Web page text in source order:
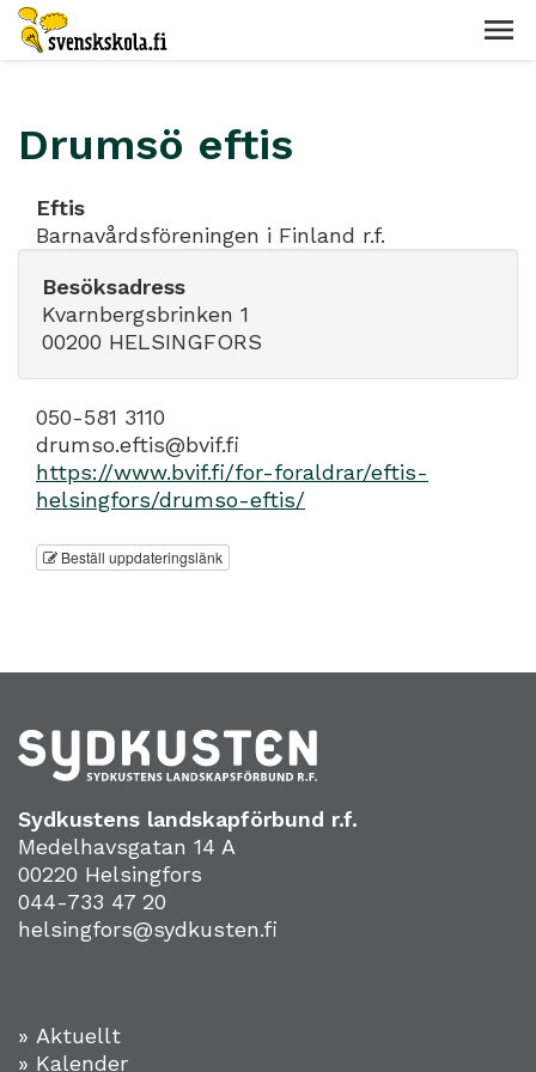
Drumsö eftis
Eftis
Barnavårdsföreningen i Finland r.f.
Besöksadress
Kvarnbergsbrinken 1
00200 HELSINGFORS
050-581 3110
drumso.eftis@bvif.fi
https://www.bvif.fi/for-foraldrar/eftis-
helsingfors/drumso-eftis/
Beställ uppdateringslänk
Sydkustens landskapförbund r.f.
Medelhavsgatan 14 A
00220 Helsingfors
044-733 47 20
helsingfors@sydkusten.fi
» Aktuellt
» Kalender